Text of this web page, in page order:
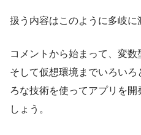
扱う内容はこのように多岐に
コメントから始まって、変数
そして仮想環境までいろい
ろな技術を使ってアプリを
しょう。